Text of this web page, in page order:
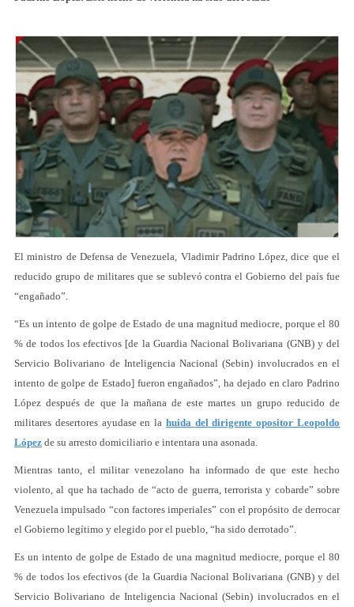
El ministro de Defensa de Venezuela, Vladimir Padrino López, dice que el
reducido grupo de militares que se sublevó contra el Gobierno del país fue
“engañado”.
“Es un intento de golpe de Estado de una magnitud mediocre, porque el 80
% de todos los efectivos [de la Guardia Nacional Bolivariana (GNB) y del
Servicio Bolivariano de Inteligencia Nacional (Sebin) involucrados en el
intento de golpe de Estado] fueron engañados”, ha dejado en claro Padrino
López después de que la mañana de este martes un grupo reducido de
militares desertores ayudase en la huida del dirigente opositor Leopoldo
López de su arresto domiciliario e intentara una asonada.
Mientras tanto, el militar venezolano ha informado de que este hecho
violento, al que ha tachado de “acto de guerra, terrorista y cobarde” sobre
Venezuela impulsado “con factores imperiales” con el propósito de derrocar
el Gobierno legítimo y elegido por el pueblo, “ha sido derrotado”.
Es un intento de golpe de Estado de una magnitud mediocre, porque el 80
% de todos los efectivos (de la Guardia Nacional Bolivariana (GNB) y del
Servicio Bolivariano de Inteligencia Nacional (Sebin) involucrados en el